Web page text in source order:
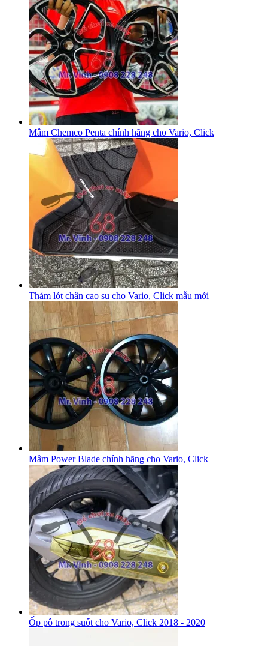
Mâm Chemco Penta chính hãng cho Vario, Click
Thảm lót chân cao su cho Vario, Click mẫu mới
Mâm Power Blade chính hãng cho Vario, Click
Ốp pô trong suốt cho Vario, Click 2018 - 2020